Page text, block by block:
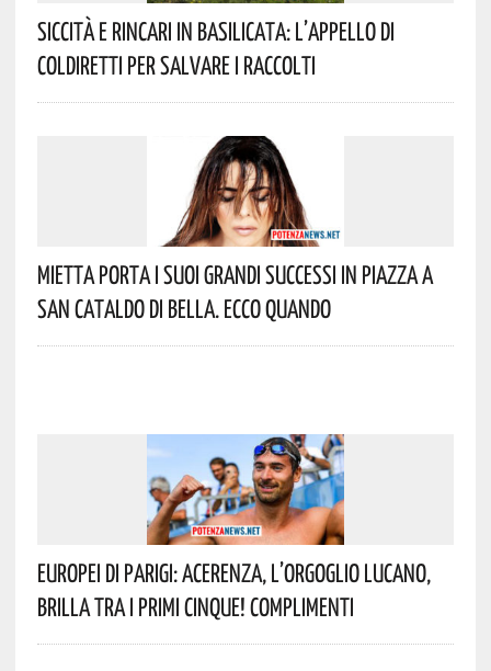
Siccità E Rincari In Basilicata: L’appello Di
Coldiretti Per Salvare I Raccolti
Mietta Porta I Suoi Grandi Successi In Piazza A
San Cataldo Di Bella. Ecco Quando
Europei Di Parigi: Acerenza, L’orgoglio Lucano,
Brilla Tra I Primi Cinque! Complimenti